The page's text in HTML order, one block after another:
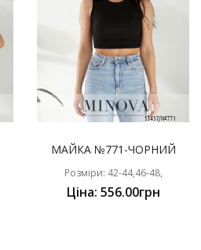
МАЙКА №771-ЧОРНИЙ
Розміри: 42-44,46-48,
Ціна: 556.00грн